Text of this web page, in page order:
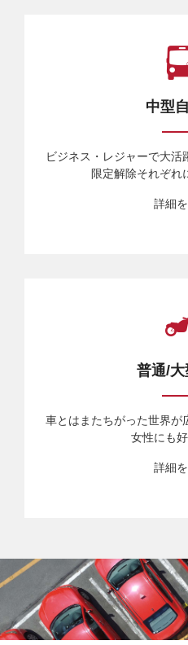
中型
ビジネス・レジャーで大活
限定解除それぞれ
詳細
普通/
車とはまたちがった世界が
女性にも好
詳細